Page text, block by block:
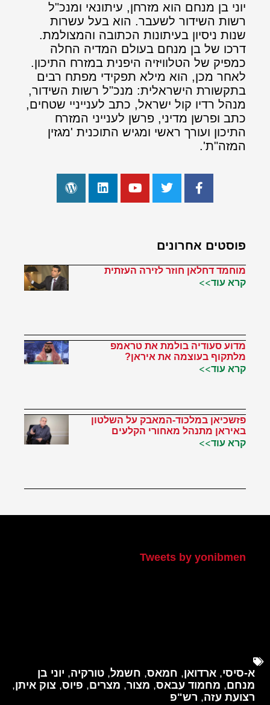
יוני בן מנחם הוא מזרחן, עיתונאי ומנכ"ל
רשות השידור לשעבר. הוא בעל עשרות
שנות ניסיון בעיתונות הכתובה והמצולמת.
דרכו של בן מנחם בעולם המדיה החלה
כמפיק של הטלוויזיה היפנית במזרח התיכון.
לאחר מכן, הוא מילא תפקידי מפתח רבים
בתקשורת הישראלית: מנכ"ל רשות השידור,
מנהל רדיו קול ישראל, כתב לענייניי שטחים,
כתב ופרשן מדיני, פרשן לענייני המזרח
התיכון ועורך ראשי ומגיש התוכנית 'מגזין
המזה"ת'.
פוסטים אחרונים
מוחמד דחלאן חוזר לזירה העזתית
קרא עוד>>
מדוע סעודיה בולמת את טראמפ
מלתקוף בעוצמה את איראן?
קרא עוד>>
פזשכיאן במלכוד-המאבק על השלטון
באיראן מתנהל מאחורי הקלעים
קרא עוד>>
Tweets by yonibmen
א-סיסי, ארדואן, חמאס, חשמל, טורקיה, יוני בן
מנחם, מחמוד עבאס, מצור, מצרים, פיוס, צוק איתן,
רצועת עזה, רש"פ